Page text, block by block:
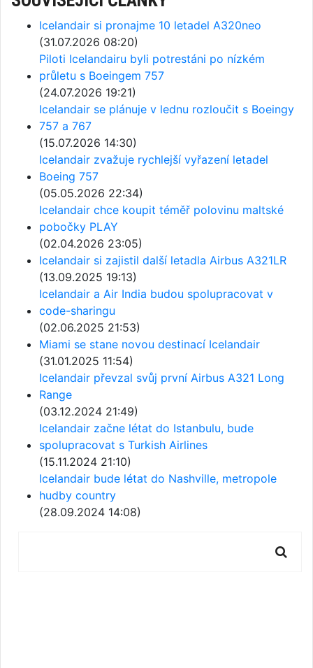
Icelandair si pronajme 10 letadel A320neo
(31.07.2026 08:20)
Piloti Icelandairu byli potrestáni po nízkém
průletu s Boeingem 757
(24.07.2026 19:21)
Icelandair se plánuje v lednu rozloučit s Boeingy
757 a 767
(15.07.2026 14:30)
Icelandair zvažuje rychlejší vyřazení letadel
Boeing 757
(05.05.2026 22:34)
Icelandair chce koupit téměř polovinu maltské
pobočky PLAY
(02.04.2026 23:05)
Icelandair si zajistil další letadla Airbus A321LR
(13.09.2025 19:13)
Icelandair a Air India budou spolupracovat v
code-sharingu
(02.06.2025 21:53)
Miami se stane novou destinací Icelandair
(31.01.2025 11:54)
Icelandair převzal svůj první Airbus A321 Long
Range
(03.12.2024 21:49)
Icelandair začne létat do Istanbulu, bude
spolupracovat s Turkish Airlines
(15.11.2024 21:10)
Icelandair bude létat do Nashville, metropole
hudby country
(28.09.2024 14:08)